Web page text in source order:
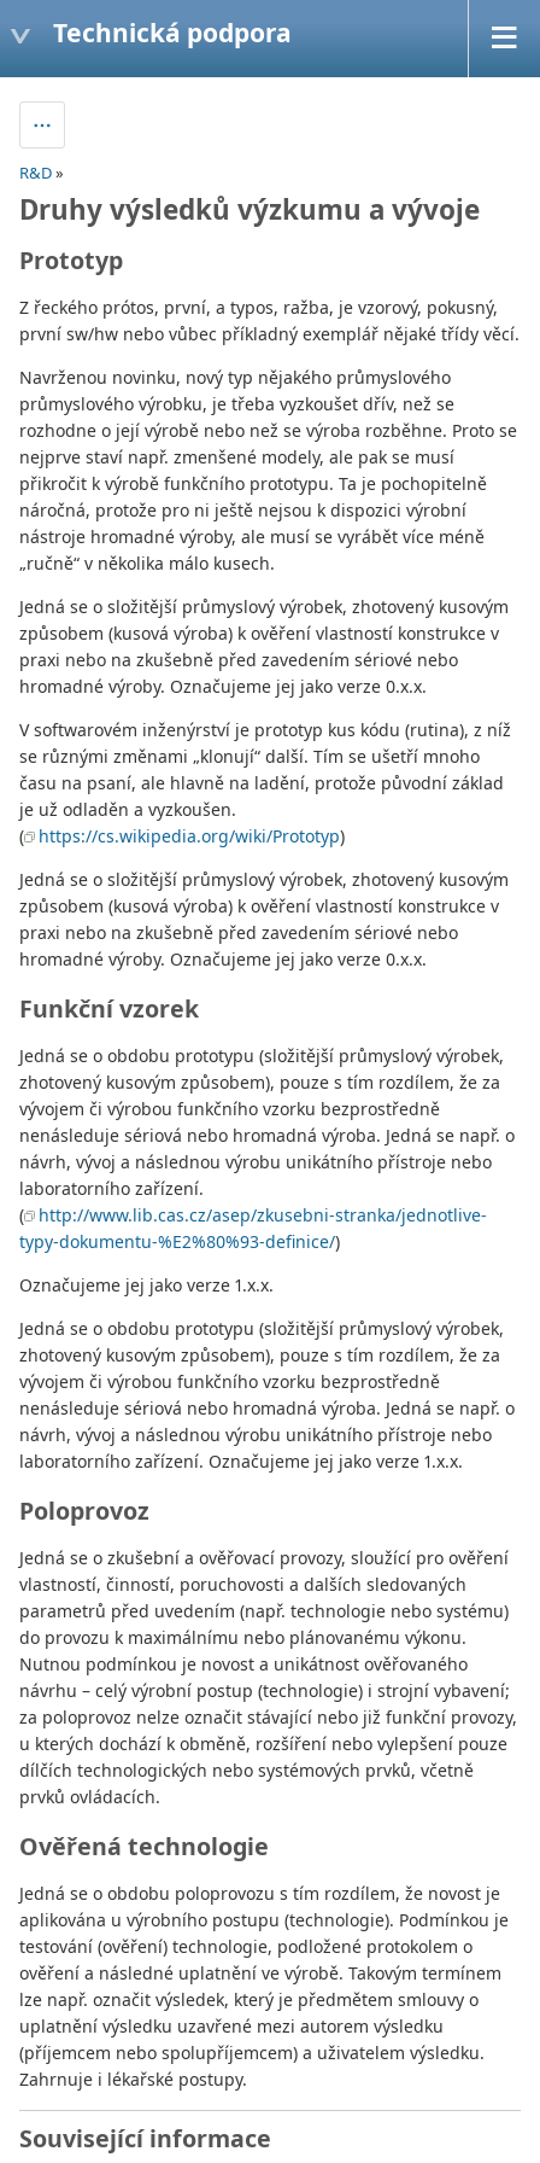
Technická podpora
R&D»
Druhy výsledků výzkumu a vývoje
Prototyp
Z řeckého prótos, první, a typos, ražba, je vzorový, pokusný,
první sw/hw nebo vůbec příkladný exemplář nějaké třídy věcí.
Navrženou novinku, nový typ nějakého průmyslového
průmyslového výrobku, je třeba vyzkoušet dřív, než se
rozhodne o její výrobě nebo než se výroba rozběhne. Proto se
nejprve staví např. zmenšené modely, ale pak se musí
přikročit k výrobě funkčního prototypu. Ta je pochopitelně
náročná, protože pro ni ještě nejsou k dispozici výrobní
nástroje hromadné výroby, ale musí se vyrábět více méně
„ručně“ v několika málo kusech.
Jedná se o složitější průmyslový výrobek, zhotovený kusovým
způsobem (kusová výroba) k ověření vlastností konstrukce v
praxi nebo na zkušebně před zavedením sériové nebo
hromadné výroby. Označujeme jej jako verze 0.x.x.
V softwarovém inženýrství je prototyp kus kódu (rutina), z níž
se různými změnami „klonují“ další. Tím se ušetří mnoho
času na psaní, ale hlavně na ladění, protože původní základ
je už odladěn a vyzkoušen.
(
https://cs.wikipedia.org/wiki/Prototyp)
Jedná se o složitější průmyslový výrobek, zhotovený kusovým
způsobem (kusová výroba) k ověření vlastností konstrukce v
praxi nebo na zkušebně před zavedením sériové nebo
hromadné výroby. Označujeme jej jako verze 0.x.x.
Funkční vzorek
Jedná se o obdobu prototypu (složitější průmyslový výrobek,
zhotovený kusovým způsobem), pouze s tím rozdílem, že za
vývojem či výrobou funkčního vzorku bezprostředně
nenásleduje sériová nebo hromadná výroba. Jedná se např. o
návrh, vývoj a následnou výrobu unikátního přístroje nebo
laboratorního zařízení.
(
http://www.lib.cas.cz/asep/zkusebni-stranka/jednotlive-
typy-dokumentu-%E2%80%93-definice/)
Označujeme jej jako verze 1.x.x.
Jedná se o obdobu prototypu (složitější průmyslový výrobek,
zhotovený kusovým způsobem), pouze s tím rozdílem, že za
vývojem či výrobou funkčního vzorku bezprostředně
nenásleduje sériová nebo hromadná výroba. Jedná se např. o
návrh, vývoj a následnou výrobu unikátního přístroje nebo
laboratorního zařízení. Označujeme jej jako verze 1.x.x.
Poloprovoz
Jedná se o zkušební a ověřovací provozy, sloužící pro ověření
vlastností, činností, poruchovosti a dalších sledovaných
parametrů před uvedením (např. technologie nebo systému)
do provozu k maximálnímu nebo plánovanému výkonu.
Nutnou podmínkou je novost a unikátnost ověřovaného
návrhu – celý výrobní postup (technologie) i strojní vybavení;
za poloprovoz nelze označit stávající nebo již funkční provozy,
u kterých dochází k obměně, rozšíření nebo vylepšení pouze
dílčích technologických nebo systémových prvků, včetně
prvků ovládacích.
Ověřená technologie
Jedná se o obdobu poloprovozu s tím rozdílem, že novost je
aplikována u výrobního postupu (technologie). Podmínkou je
testování (ověření) technologie, podložené protokolem o
ověření a následné uplatnění ve výrobě. Takovým termínem
lze např. označit výsledek, který je předmětem smlouvy o
uplatnění výsledku uzavřené mezi autorem výsledku
(příjemcem nebo spolupříjemcem) a uživatelem výsledku.
Zahrnuje i lékařské postupy.
Související informace